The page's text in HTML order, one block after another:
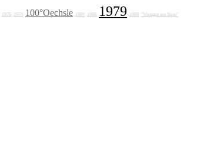
1976 1974 100°Oechsle 1986 1988 1979 1989 "Weingut am Stein"